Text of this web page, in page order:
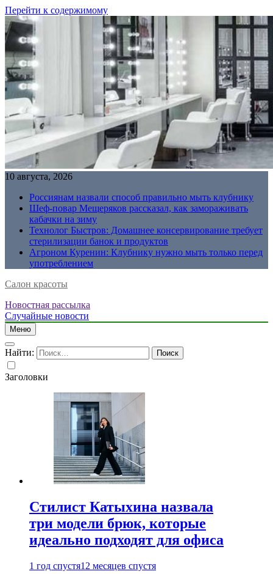
Перейти к содержимому
10 августа, 2026
Россиянам назвали способ правильно мыть клубнику
Шеф-повар Мещеряков рассказал, как замораживать
кабачки на зиму
Технолог Быстров: Домашнее консервирование требует
стерилизации банок и продуктов
Агроном Куренин: Клубнику нужно мыть только перед
употреблением
Салон красоты
Новостная рассылка
Случайные новости
Меню
Найти:
Заголовки
Стилист Катыхина назвала
три модели брюк, которые
идеально подходят для офиса
1 год спустя12 месяцев спустя